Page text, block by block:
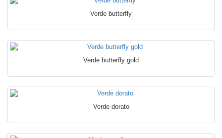
Verde butterfly
Verde butterfly gold
Verde dorato